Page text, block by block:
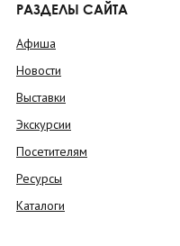
РАЗДЕЛЫ САЙТА
Афиша
Новости
Выставки
Экскурсии
Посетителям
Ресурсы
Каталоги